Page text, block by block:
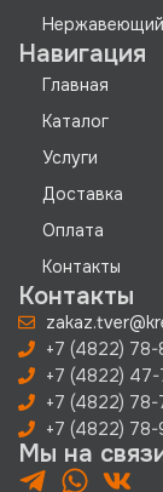
Навигация
Главная
Каталог
Услуги
Доставка
Оплата
Контакты
Контакты
+7 (4822)
+7 (4822)
+7 (4822) 78-
+7 (4822) 78-
Мы на